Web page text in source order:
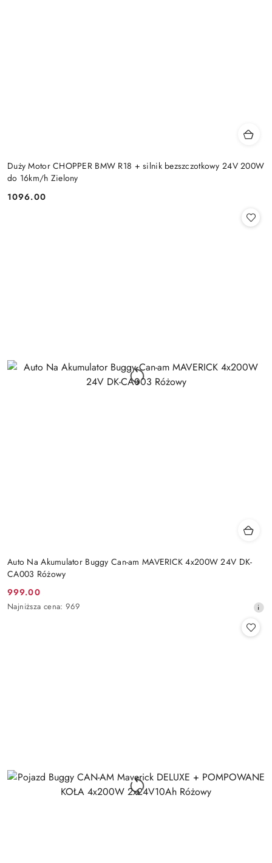
Duży Motor CHOPPER BMW R18 + silnik bezszczotkowy 24V 200W
do 16km/h Zielony
Cena:
1096.00
Auto Na Akumulator Buggy Can-am MAVERICK 4x200W 24V DK-
CA003 Różowy
Cena
promocyjna:
999.00
Najniższa
Najniższa cena: 969